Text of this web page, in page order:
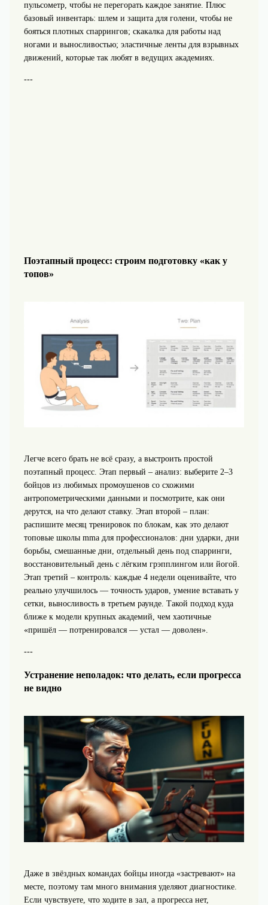
пульсометр, чтобы не перегорать каждое занятие. Плюс
базовый инвентарь: шлем и защита для голени, чтобы не
бояться плотных спаррингов; скакалка для работы над
ногами и выносливостью; эластичные ленты для взрывных
движений, которые так любят в ведущих академиях.
---
Поэтапный процесс: строим подготовку «как у
топов»
Легче всего брать не всё сразу, а выстроить простой
поэтапный процесс. Этап первый – анализ: выберите 2–3
бойцов из любимых промоушенов со схожими
антропометрическими данными и посмотрите, как они
дерутся, на что делают ставку. Этап второй – план:
распишите месяц тренировок по блокам, как это делают
топовые школы mma для профессионалов: дни ударки, дни
борьбы, смешанные дни, отдельный день под спарринги,
восстановительный день с лёгким грэпплингом или йогой.
Этап третий – контроль: каждые 4 недели оценивайте, что
реально улучшилось — точность ударов, умение вставать у
сетки, выносливость в третьем раунде. Такой подход куда
ближе к модели крупных академий, чем хаотичные
«пришёл — потренировался — устал — доволен».
---
Устранение неполадок: что делать, если прогресса
не видно
Даже в звёздных командах бойцы иногда «застревают» на
месте, поэтому там много внимания уделяют диагностике.
Если чувствуете, что ходите в зал, а прогресса нет,